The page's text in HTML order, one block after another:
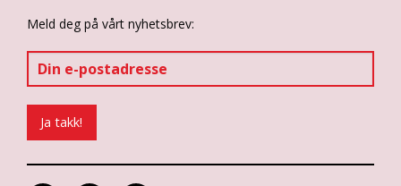
Meld deg på vårt nyhetsbrev: